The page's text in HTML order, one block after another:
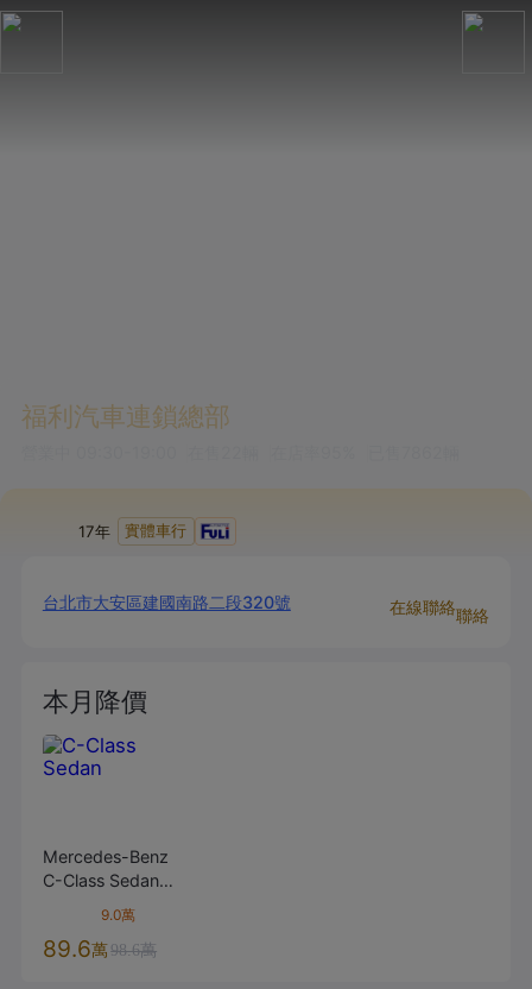
福利汽車連鎖總部
17年 實體車行
台北市大安區建國南路二段320號 在線聯絡聯絡
本月降價
Mercedes-Benz
C-Class Sedan
C200
9.0萬
89.6萬98.6萬